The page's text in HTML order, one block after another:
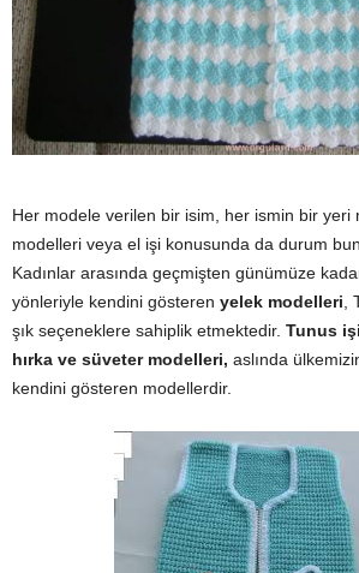
Her modele verilen bir isim, her ismin bir yeri
modelleri veya el işi konusunda da durum
Kadınlar arasında geçmişten günümüze
yönleriyle kendini gösteren yelek modelleri
şık seçeneklere sahiplik etmektedir. Tunus
hırka ve süveter modelleri, aslında
kendini gösteren modellerdir.